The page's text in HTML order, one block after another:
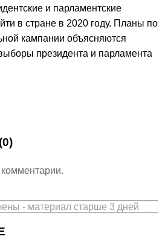
и парламентские
в стране в 2020 году. Планы по
кампании объясняются
президента и парламента
(0)
- материал старше 3 дней